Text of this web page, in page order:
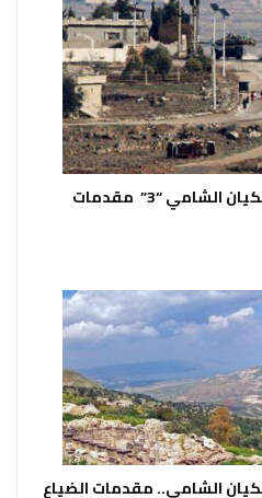
الجولان وكامل الجنوب في الكيان الشامي “3” مقدمات
الشامي.. مقدمات الضياع